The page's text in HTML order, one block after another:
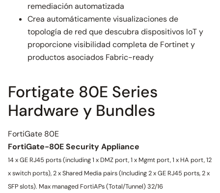
remediación automatizada
Crea automáticamente visualizaciones de
topología de red que descubra dispositivos IoT y
proporcione visibilidad completa de Fortinet y
productos asociados Fabric-ready
Fortigate 80E Series
Hardware y Bundles
FortiGate 80E
FortiGate-80E Security Appliance
14 x GE RJ45 ports (including 1 x DMZ port, 1 x Mgmt port, 1 x HA port, 12
x switch ports), 2 x Shared Media pairs (Including 2 x GE RJ45 ports, 2 x
SFP slots). Max managed FortiAPs (Total/Tunnel) 32/16